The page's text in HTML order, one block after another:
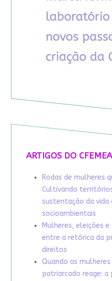
ARTIGOS DO CFEMEA
Rodas de mulheres
Cultivando
sustentação da vida
socioambientais
Mulheres, eleições
entre a retórica da
direitos
Quando as
patriarcado reage: